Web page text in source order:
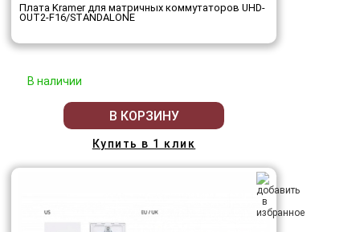
Плата Kramer для матричных коммутаторов UHD-
OUT2-F16/STANDALONE
В наличии
В КОРЗИНУ
Купить в 1 клик